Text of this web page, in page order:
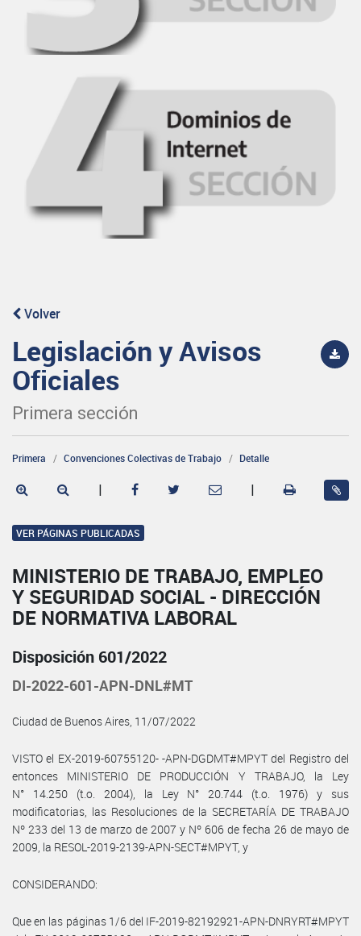
Volver
Legislación y Avisos
Oficiales
Primera sección
Primera Convenciones Colectivas de Trabajo Detalle
| |
VER PÁGINAS PUBLICADAS
MINISTERIO DE TRABAJO, EMPLEO
Y SEGURIDAD SOCIAL - DIRECCIÓN
DE NORMATIVA LABORAL
Disposición 601/2022
DI-2022-601-APN-DNL#MT
Ciudad de Buenos Aires, 11/07/2022
VISTO el EX-2019-60755120- -APN-DGDMT#MPYT del Registro del
entonces MINISTERIO DE PRODUCCIÓN Y TRABAJO, la Ley
N° 14.250 (t.o. 2004), la Ley N° 20.744 (t.o. 1976) y sus
modificatorias, las Resoluciones de la SECRETARÍA DE TRABAJO
Nº 233 del 13 de marzo de 2007 y Nº 606 de fecha 26 de mayo de
2009, la RESOL-2019-2139-APN-SECT#MPYT, y
CONSIDERANDO:
Que en las páginas 1/6 del IF-2019-82192921-APN-DNRYRT#MPYT